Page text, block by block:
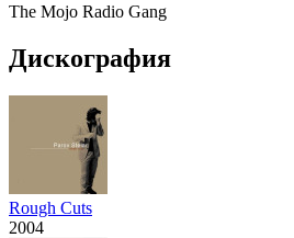
The Mojo Radio Gang
Дискография
Rough Cuts
2004